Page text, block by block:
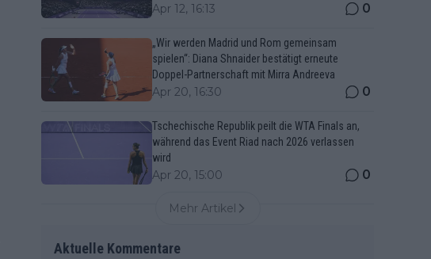
Apr 12, 16:13 0
„Wir werden Madrid und Rom gemeinsam
spielen“: Diana Shnaider bestätigt erneute
Doppel-Partnerschaft mit Mirra Andreeva
Apr 20, 16:30 0
Tschechische Republik peilt die WTA Finals an,
während das Event Riad nach 2026 verlassen
wird
Apr 20, 15:00 0
Mehr Artikel
Aktuelle Kommentare